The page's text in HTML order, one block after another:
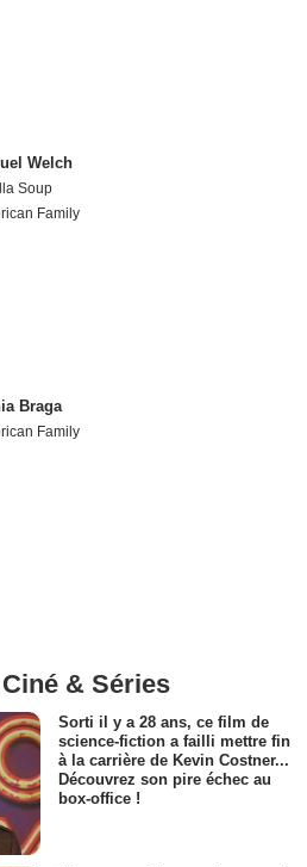
Welch
Soup
Family
Braga
Family
& Séries
Sorti il y a 28 ans, ce film de
science-fiction a failli mettre fin
à la carrière de Kevin Costner...
Découvrez son pire échec au
box-office !